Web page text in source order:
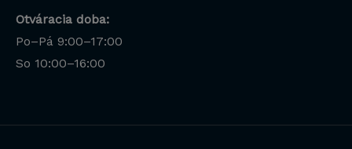
Otváracia doba:
Po–Pá 9:00–17:00
So 10:00–16:00
Lucia